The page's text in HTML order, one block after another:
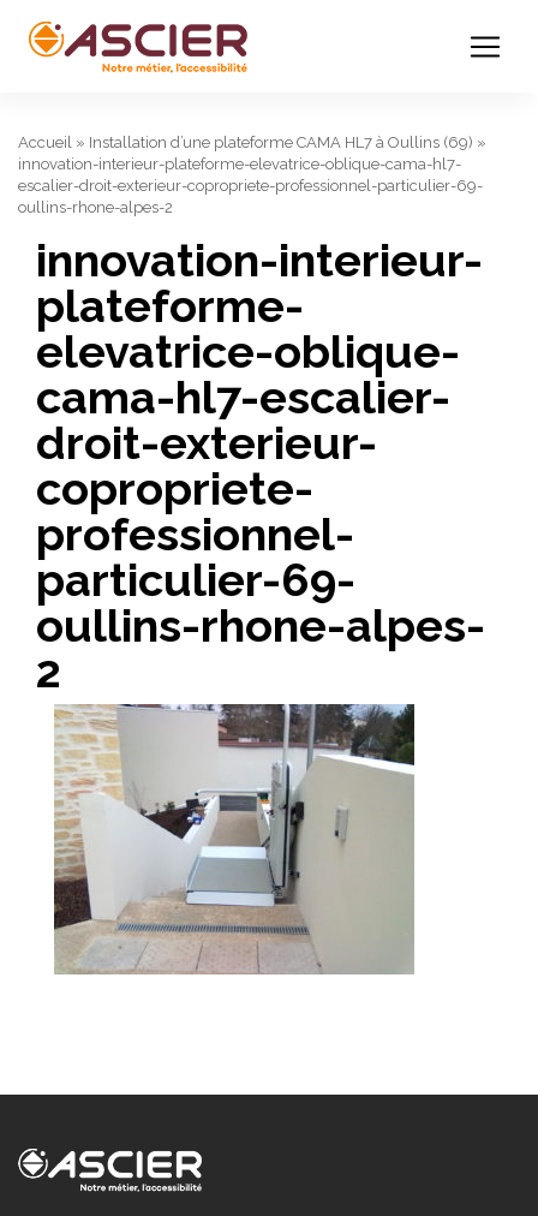
Accueil » Installation d’une plateforme CAMA HL7 à Oullins (69) »
innovation-interieur-plateforme-elevatrice-oblique-cama-hl7-
escalier-droit-exterieur-copropriete-professionnel-particulier-69-
oullins-rhone-alpes-2
innovation-interieur-
plateforme-
elevatrice-oblique-
cama-hl7-escalier-
droit-exterieur-
copropriete-
professionnel-
particulier-69-
oullins-rhone-alpes-
2